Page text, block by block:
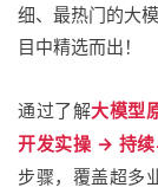
细、最热门的大
目中精选而出！
通过了解大模型
开发实操 → 持
步骤，覆盖超多